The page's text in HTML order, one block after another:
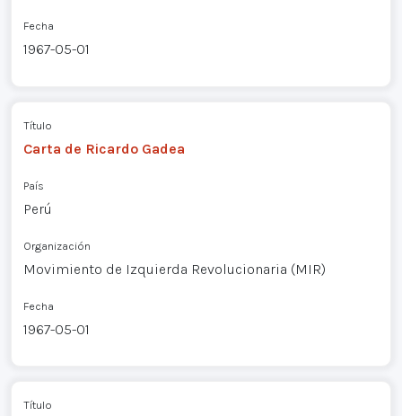
Fecha
1967-05-01
Título
Carta de Ricardo Gadea
País
Perú
Organización
Movimiento de Izquierda Revolucionaria (MIR)
Fecha
1967-05-01
Título